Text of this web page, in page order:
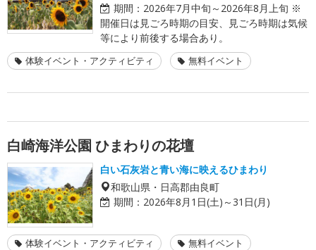
期間： 2026年7月中旬～2026年8月上旬 ※
開催日は見ごろ時期の目安、見ごろ時期は気候
等により前後する場合あり。
体験イベント・アクティビティ 無料イベント
白崎海洋公園 ひまわりの花壇
白い石灰岩と青い海に映えるひまわり
和歌山県・日高郡由良町
期間： 2026年8月1日(土)～31日(月)
体験イベント・アクティビティ 無料イベント